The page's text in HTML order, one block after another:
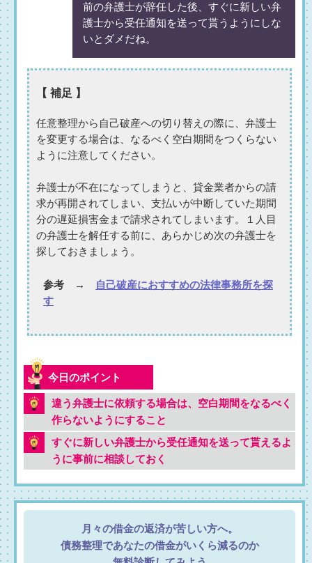
前の弁護士が辞任した後、すぐに新しい弁
護士から受任通知を送って貰うようにしな
いとダメだね。
【 補足 】
任意整理から自己破産への切り替えの際に、弁護士
を変更する場合は、なるべく空白期間をつくらない
ように注意してください。
弁護士が不在になってしまうと、貸金業者からの請
求が再開されてしまい、支払いが中断していた期間
分の遅延損害金まで請求されてしまいます。１人目
の弁護士を解任する前に、あらかじめ次の弁護士を
探しておきましょう。
参考 →
自己破産におすすめの法律事務所を探
す
違う弁護士に依頼する場合は、空白期間をなるべく
作らないようにすること
すぐに新しい弁護士から受任通知を送って貰えるよ
うに事前に相談しておく
月々の借金の返済が苦しい方へ。
債務整理であなたの借金がいくら減るのか